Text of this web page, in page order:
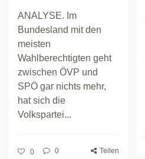
ANALYSE. Im
Bundesland mit den
meisten
Wahlberechtigten geht
zwischen ÖVP und
SPÖ gar nichts mehr,
hat sich die
Volkspartei...
0 0 Teilen